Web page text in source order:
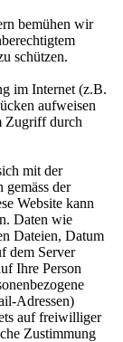
bemühen wir
schützen.
im Internet (z.B.
aufweisen
Zugriff durch
mit der
der
Website kann
Daten wie
Dateien, Datum
dem Server
Ihre Person
Adressen)
auf freiwilliger
Zustimmung